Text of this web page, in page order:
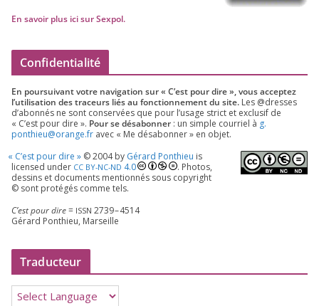
En savoir plus ici sur Sexpol.
Confidentialité
En pour­sui­vant votre navi­ga­tion sur « C’est pour dire », vous accep­tez
l’utilisation des tra­ceurs liés au fonc­tion­ne­ment du site. Les @dresses
d’a­bon­nés ne sont conser­vées que pour l’u­sage strict et exclu­sif de
« C’est pour dire ». Pour se désa­bon­ner : un simple cour­riel à g.​
ponthieu@​orange.​fr avec « Me désa­bon­ner » en objet.
« C’est pour dire » ©2004by Gérard Ponthieu is
licen­sed under CC BY-NC-ND 4.0
. Photos,
des­sins et docu­ments men­tion­nés sous copy­right
© sont pro­té­gés comme tels.
C’est pour dire= ISSN 2739–4514
Gérard Ponthieu, Marseille
Traducteur